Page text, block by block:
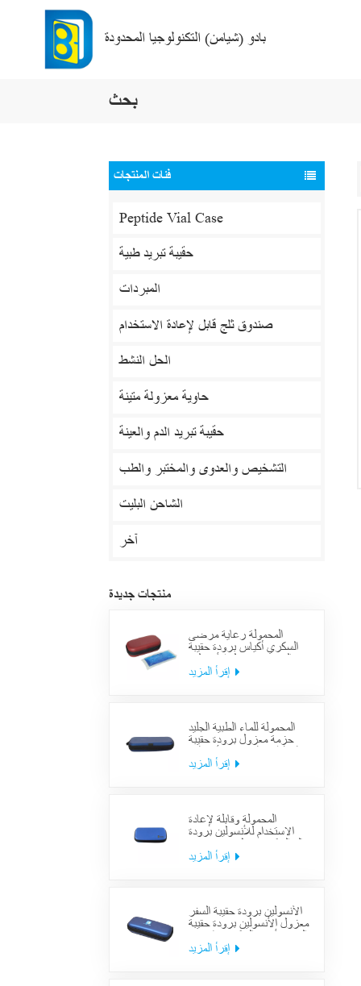
بادو (شيامن) التكنولوجيا المحدودة
بحث
فئات المنتجات
Peptide Vial Case
حقيبة تبريد طبية
المبردات
صندوق ثلج قابل لإعادة الاستخدام
الحل النشط
حاوية معزولة متينة
حقيبة تبريد الدم والعينة
التشخيص والعدوى والمختبر والطب
الشاحن البليت
آخر
منتجات جديدة
المحمولة رعاية مرضى
السكري أكياس برودة حقيبة
العرض معزول الأنسولين
لوازم حالة السفر
إقرأ المزيد
المحمولة للماء الطبية الجليد
حزمة معزول برودة حقيبة
حالة الطبية السكري الأنسولين
برودة حقيبة لوازم السفر
إقرأ المزيد
المحمولة وقابلة لإعادة
الاستخدام للأنسولين برودة
حالة السكري منظم حقيبة تبريد
السفر الطبي
إقرأ المزيد
الأنسولين برودة حقيبة السفر
معزول الأنسولين برودة حقيبة
السفر لأدوية السكري بارد مع
حزم هلام إقرأ المزيد